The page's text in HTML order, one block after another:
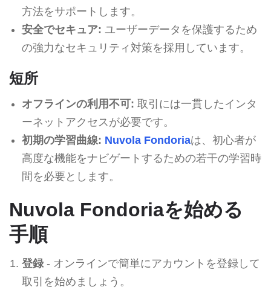
方法をサポートします。
安全でセキュア: ユーザーデータを保護するため
の強力なセキュリティ対策を採用しています。
短所
オフラインの利用不可: 取引には一貫したインタ
ーネットアクセスが必要です。
初期の学習曲線: Nuvola Fondoriaは、初心者が
高度な機能をナビゲートするための若干の学習時
間を必要とします。
Nuvola Fondoriaを始める
手順
登録- オンラインで簡単にアカウントを登録して
取引を始めましょう。